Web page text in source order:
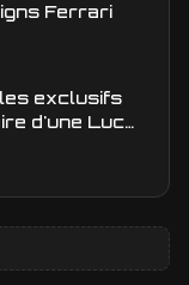
Ferrari
exclusifs
d'une Luce